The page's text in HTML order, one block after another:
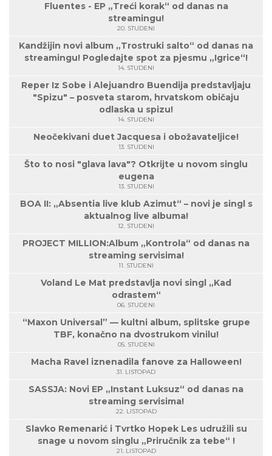
Fluentes - EP „Treći korak“ od danas na
streamingu!
20. STUDENI
Kandžijin novi album „Trostruki salto“ od danas na
streamingu! Pogledajte spot za pjesmu „Igrice“!
14. STUDENI
Reper Iz Sobe i Alejuandro Buendija predstavljaju
"Spizu" – posveta starom, hrvatskom običaju
odlaska u spizu!
14. STUDENI
Neočekivani duet Jacquesa i obožavateljice!
13. STUDENI
Što to nosi "glava lava"? Otkrijte u novom singlu
eugena
13. STUDENI
BOA II: „Absentia live klub Azimut“ – novi je singl s
aktualnog live albuma!
12. STUDENI
PROJECT MILLION:Album „Kontrola“ od danas na
streaming servisima!
11. STUDENI
Voland Le Mat predstavlja novi singl „Kad
odrastem“
06. STUDENI
“Maxon Universal” — kultni album, splitske grupe
TBF, konačno na dvostrukom vinilu!
05. STUDENI
Macha Ravel iznenadila fanove za Halloween!
31. LISTOPAD
SASSJA: Novi EP „Instant Luksuz“ od danas na
streaming servisima!
22. LISTOPAD
Slavko Remenarić i Tvrtko Hopek Les udružili su
snage u novom singlu „Priručnik za tebe“ !
21. LISTOPAD